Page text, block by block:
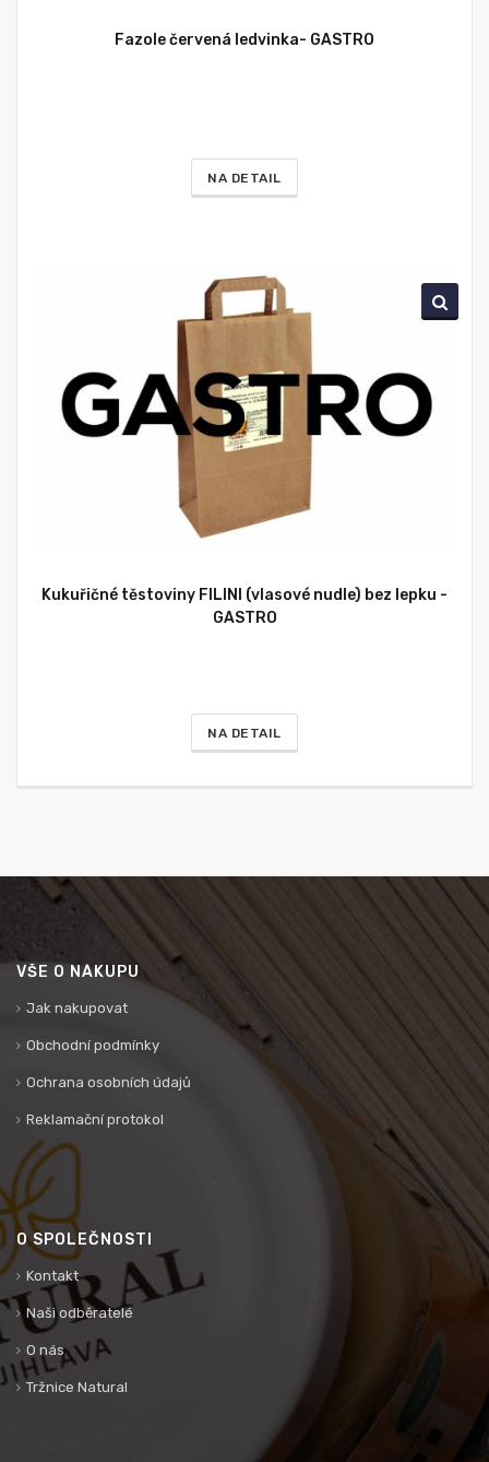
Fazole červená ledvinka- GASTRO
NA DETAIL
Kukuřičné těstoviny FILINI (vlasové nudle) bez lepku -
GASTRO
NA DETAIL
VŠE O NÁKUPU
Jak nakupovat
Obchodní podmínky
Ochrana osobních údajů
Reklamační protokol
O SPOLEČNOSTI
Kontakt
Naši odběratelé
O nás
Tržnice Natural